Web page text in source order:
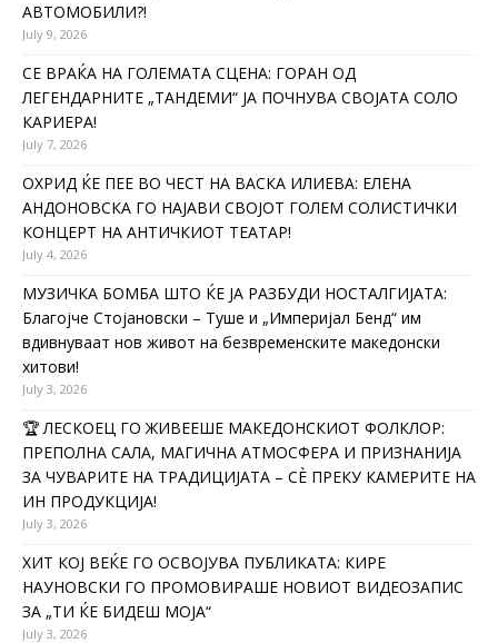
АВТОМОБИЛИ?!
July 9, 2026
СЕ ВРАЌА НА ГОЛЕМАТА СЦЕНА: ГОРАН ОД
ЛЕГЕНДАРНИТЕ „ТАНДЕМИ“ ЈА ПОЧНУВА СВОЈАТА СОЛО
КАРИЕРА!
July 7, 2026
ОХРИД ЌЕ ПЕЕ ВО ЧЕСТ НА ВАСКА ИЛИЕВА: ЕЛЕНА
АНДОНОВСКА ГО НАЈАВИ СВОЈОТ ГОЛЕМ СОЛИСТИЧКИ
КОНЦЕРТ НА АНТИЧКИОТ ТЕАТАР!
July 4, 2026
МУЗИЧКА БОМБА ШТО ЌЕ ЈА РАЗБУДИ НОСТАЛГИЈАТА:
Благојче Стојановски – Туше и „Империјал Бенд“ им
вдивнуваат нов живот на безвременските македонски
хитови!
July 3, 2026
🏆 ЛЕСКОЕЦ ГО ЖИВЕЕШЕ МАКЕДОНСКИОТ ФОЛКЛОР:
ПРЕПОЛНА САЛА, МАГИЧНА АТМОСФЕРА И ПРИЗНАНИЈА
ЗА ЧУВАРИТЕ НА ТРАДИЦИЈАТА – СÈ ПРЕКУ КАМЕРИТЕ НА
ИН ПРОДУКЦИЈА!
July 3, 2026
ХИТ КОЈ ВЕЌЕ ГО ОСВОЈУВА ПУБЛИКАТА: КИРЕ
НАУНОВСКИ ГО ПРОМОВИРАШЕ НОВИОТ ВИДЕОЗАПИС
ЗА „ТИ ЌЕ БИДЕШ МОЈА“
July 3, 2026